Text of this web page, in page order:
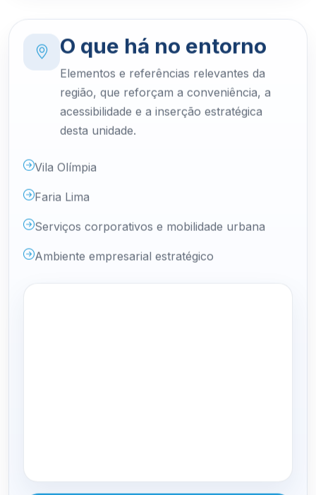
O que há no entorno
Elementos e referências relevantes da
região, que reforçam a conveniência, a
acessibilidade e a inserção estratégica
desta unidade.
Vila Olímpia
Faria Lima
Serviços corporativos e mobilidade urbana
Ambiente empresarial estratégico